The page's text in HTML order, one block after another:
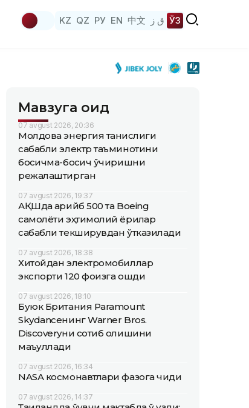
KZ QZ РУ EN 中文 ق ز ЎЗ
Мавзуга оид
07 avgust 2026, 20:36
Молдова энергия танқислиги
сабабли электр таъминотини
босқичма-босқич ўчиришни
режалаштирган
07 avgust 2026, 19:37
АҚШда қарийб 500 та Boeing
самолёти эҳтимолий ёриқлар
сабабли текширувдан ўтказилади
07 avgust 2026, 18:38
Хитойдан электромобиллар
экспорти 120 фоизга ошди
07 avgust 2026, 18:10
Буюк Британия Paramount
Skydanceнинг Warner Bros.
Discoveryни сотиб олишини
маъқуллади
07 avgust 2026, 16:34
NASA космонавтлари фазога чиқди
07 avgust 2026, 14:37